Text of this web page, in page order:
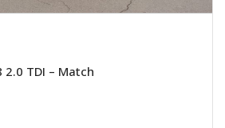
TDI – Match